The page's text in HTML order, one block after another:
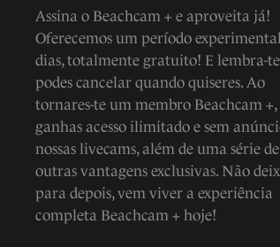
Assina o Beachcam + e aproveita já!
Oferecemos um período
dias, totalmente gratuito! E lembra-
podes cancelar quando quiseres. Ao
tornares-te um membro Beachcam +,
ganhas acesso ilimitado e sem
nossas livecams, além de uma série de
outras vantagens exclusivas. Não
para depois, vem viver a experiência
completa Beachcam + hoje!